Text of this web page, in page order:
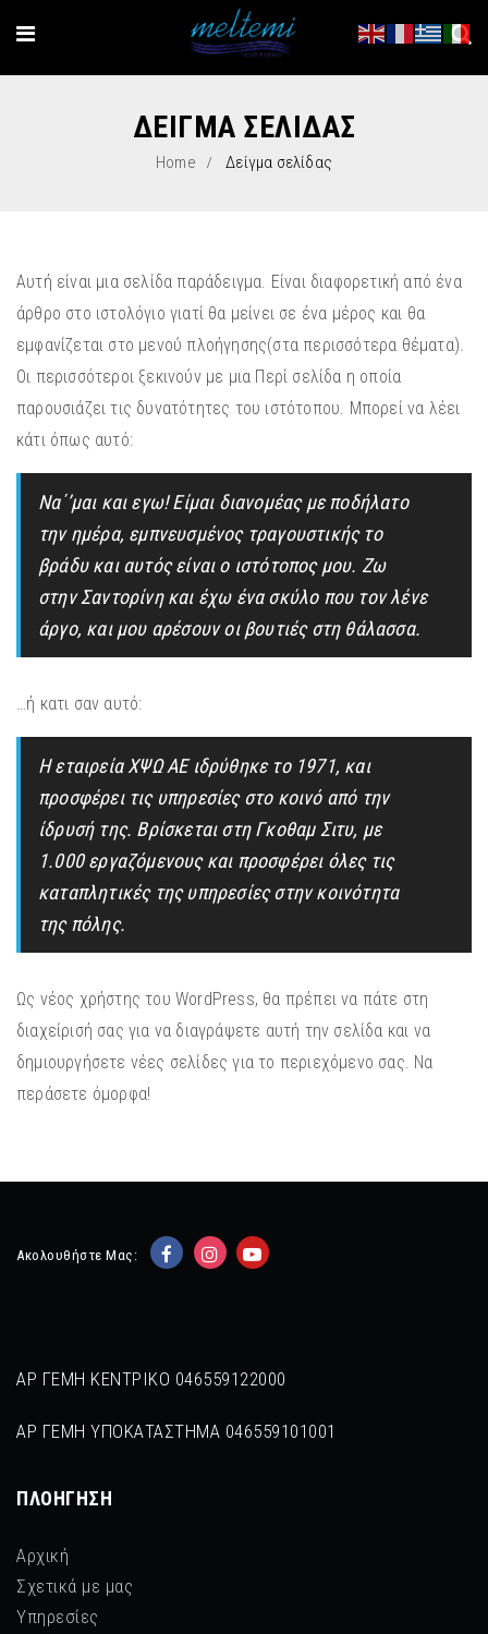
ΔΕΊΓΜΑ ΣΕΛΊΔΑΣ
Home Δείγμα σελίδας
Αυτή είναι μια σελίδα παράδειγμα. Είναι διαφορετική από ένα
άρθρο στο ιστολόγιο γιατί θα μείνει σε ένα μέρος και θα
εμφανίζεται στο μενού πλοήγησης(στα περισσότερα θέματα).
Οι περισσότεροι ξεκινούν με μια Περί σελίδα η οποία
παρουσιάζει τις δυνατότητες του ιστότοπου. Μπορεί να λέει
κάτι όπως αυτό:
Να΄’μαι και εγω! Είμαι διανομέας με ποδήλατο
την ημέρα, εμπνευσμένος τραγουστικής το
βράδυ και αυτός είναι ο ιστότοπος μου. Ζω
στην Σαντορίνη και έχω ένα σκύλο που τον λένε
άργο, και μου αρέσουν οι βουτιές στη θάλασσα.
…ή κατι σαν αυτό:
Η εταιρεία ΧΨΩ ΑΕ ιδρύθηκε το 1971, και
προσφέρει τις υπηρεσίες στο κοινό από την
ίδρυσή της. Βρίσκεται στη Γκοθαμ Σιτυ, με
1.000 εργαζόμενους και προσφέρει όλες τις
καταπλητικές της υπηρεσίες στην κοινότητα
της πόλης.
Ως νέος χρήστης του WordPress, θα πρέπει να πάτε στη
διαχείρισή σας για να διαγράψετε αυτή την σελίδα και να
δημιουργήσετε νέες σελίδες για το περιεχόμενο σας. Να
περάσετε όμορφα!
Ακολουθήστε Μας:
ΑΡ ΓΕΜΗ ΚΕΝΤΡΙΚΟ 046559122000
ΑΡ ΓΕΜΗ ΥΠΟΚΑΤΑΣΤΗΜΑ 046559101001
ΠΛΟΉΓΗΣΗ
Αρχική
Σχετικά με μας
Υπηρεσίες